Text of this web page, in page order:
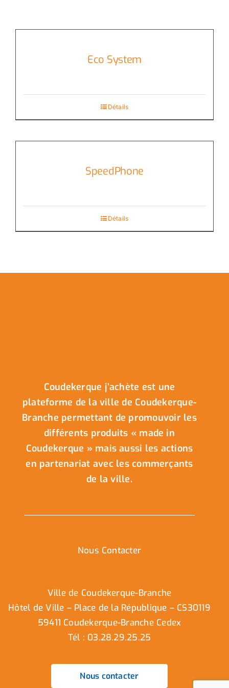
Eco System
Détails
SpeedPhone
Détails
Coudekerque j’achète est une
plateforme de la ville de Coudekerque-
Branche permettant de promouvoir les
différents produits « made in
Coudekerque » mais aussi les actions
en partenariat avec les commerçants
de la ville.
Nous Contacter
Ville de Coudekerque-Branche
Hôtel de Ville – Place de la République – CS30119
59411 Coudekerque-Branche Cedex
Tél : 03.28.29.25.25
Nous contacter